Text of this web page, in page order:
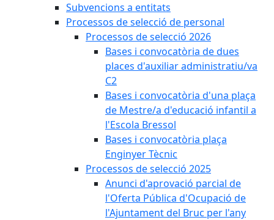
Subvencions a entitats
Processos de selecció de personal
Processos de selecció 2026
Bases i convocatòria de dues
places d'auxiliar administratiu/va
C2
Bases i convocatòria d'una plaça
de Mestre/a d'educació infantil a
l'Escola Bressol
Bases i convocatòria plaça
Enginyer Tècnic
Processos de selecció 2025
Anunci d'aprovació parcial de
l'Oferta Pública d'Ocupació de
l'Ajuntament del Bruc per l'any